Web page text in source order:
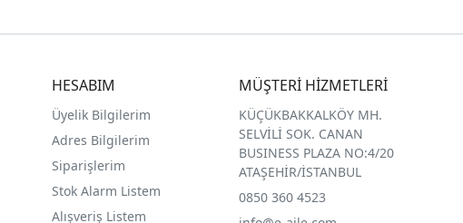
HESABIM
Üyelik Bilgilerim
Adres Bilgilerim
Siparişlerim
Stok Alarm Listem
Alışveriş Listem
MÜŞTERİ HİZMETLERİ
KÜÇÜKBAKKALKÖY MH.
SELVİLİ SOK. CANAN
BUSINESS PLAZA NO:4/20
ATAŞEHİR/İSTANBUL
0850 360 4523